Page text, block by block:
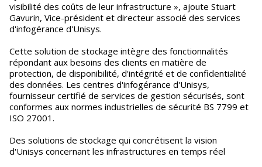
visibilité des coûts de leur infrastructure », ajoute Stuart
Gavurin, Vice-président et directeur associé des services
d'infogérance d'Unisys.
Cette solution de stockage intègre des fonctionnalités
répondant aux besoins des clients en matière de
protection, de disponibilité, d'intégrité et de confidentialité
des données. Les centres d'infogérance d'Unisys,
fournisseur certifié de services de gestion sécurisés, sont
conformes aux normes industrielles de sécurité BS 7799 et
ISO 27001.
Des solutions de stockage qui concrétisent la vision
d'Unisys concernant les infrastructures en temps réel